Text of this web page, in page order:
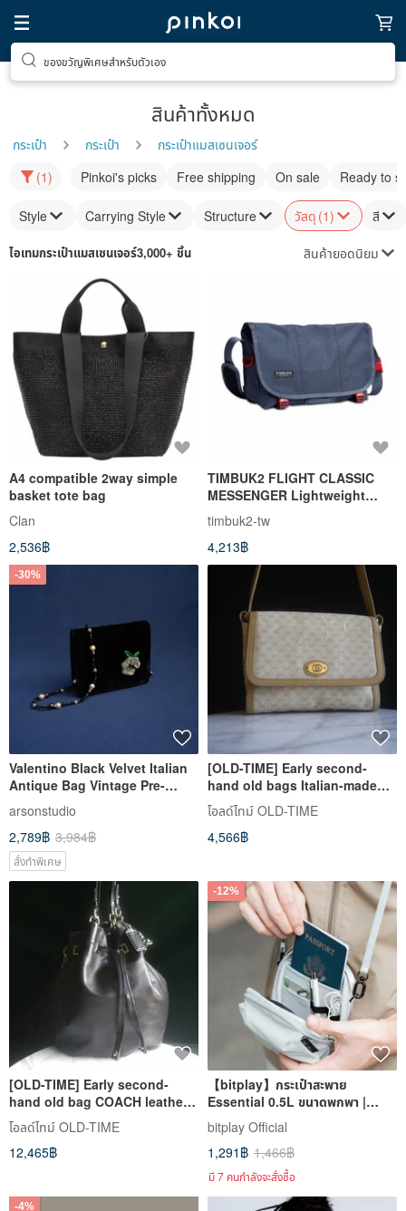
ของขวัญพิเศษสำหรับตัวเอง
สินค้าทั้งหมด
กระเป๋า กระเป๋า
กระเป๋าแมสเซนเจอร์
(1)
Pinkoi's picks Free shipping On sale Ready to
Style Carrying Style Structure วัสดุ (1) สี
ไอเทมกระเป๋าแมสเซนเจอร์3,000+ ชิ้น สินค้ายอดนิยม
A4 compatible 2way simple
basket tote bag
Clan
2,536฿
TIMBUK2 FLIGHT CLASSIC
MESSENGER Lightweight
Messenger Bag XS-Grey
timbuk2-tw
4,213฿
-30%
Valentino Black Velvet Italian
Antique Bag Vintage Pre-
owned Bag
arsonstudio
2,789฿ 3,984฿
สั่งทำพิเศษ
[OLD-TIME] Early second-
hand old bags Italian-made
GUCCI classic backpack
โอลด์ไทม์ OLD-TIME
4,566฿
[OLD-TIME] Early second-
hand old bag COACH leather
bucket bag
โอลด์ไทม์ OLD-TIME
12,465฿
-12%
【bitplay】กระเป๋าสะพาย
Essential 0.5L ขนาดพกพา |
กระเป๋าสะพายข้าง
bitplay Official
1,291฿ 1,466฿
มี 7 คนกำลังจะสั่งซื้อ
-4%